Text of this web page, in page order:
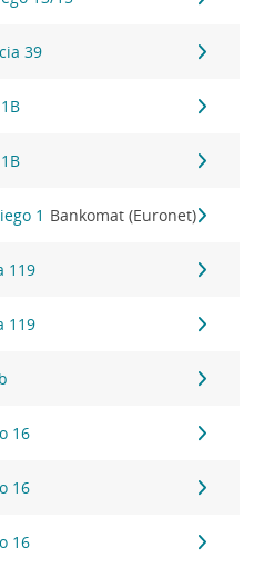
39
1 Bankomat (Euronet)
119
119
16
16
16